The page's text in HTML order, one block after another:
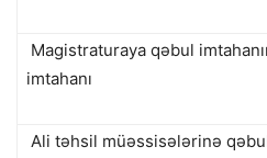
Magistraturaya qəbul
imtahanı
Ali təhsil müəssisələrinə qəbul